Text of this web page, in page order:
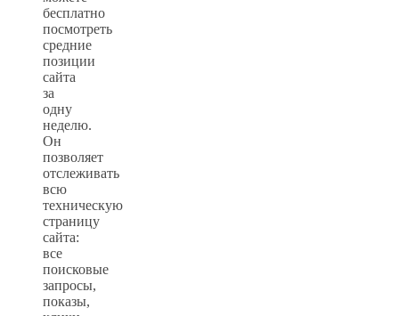
бесплатно
посмотреть
средние
позиции
сайта
за
одну
неделю.
Он
позволяет
отслеживать
всю
техническую
страницу
сайта:
все
поисковые
запросы,
показы,